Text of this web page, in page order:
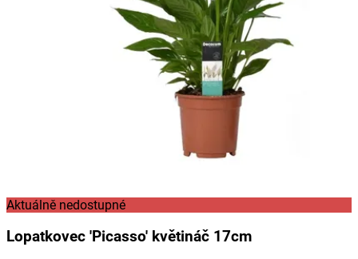
Aktuálně nedostupné
Lopatkovec 'Picasso' květináč 17cm